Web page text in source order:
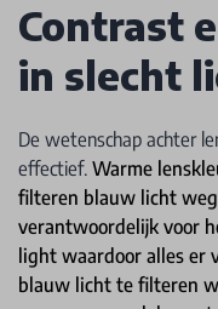
Contrast
in slecht
De wetenschap achter
effectief. Warme
filteren blauw licht
verantwoordelijk voor
light waardoor alles er
blauw licht te filteren